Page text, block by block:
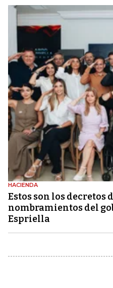
HACIENDA
Estos son los decretos
nombramientos del
Espriella